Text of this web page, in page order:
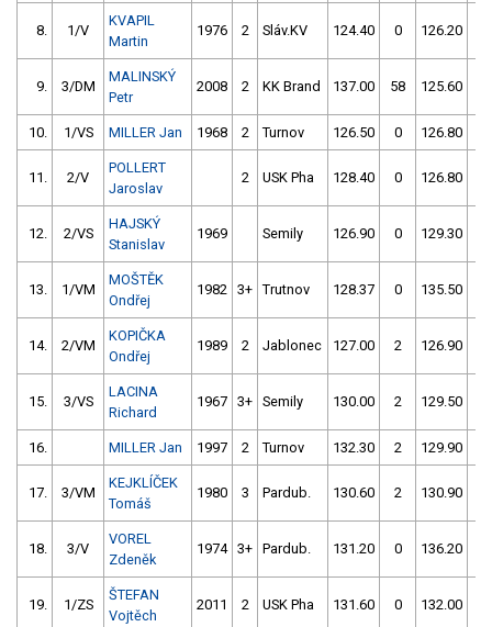
8. 1/V
KVAPIL
Martin
1976 2 Sláv.KV 124.40 0 126.20
9. 3/DM
MALINSKÝ
Petr
2008 2 KK Brand 137.00 58 125.60
10. 1/VS MILLER Jan 1968 2 Turnov 126.50 0 126.80
11. 2/V
POLLERT
Jaroslav
2 USK Pha 128.40 0 126.80
12. 2/VS
HAJSKÝ
Stanislav
1969 Semily 126.90 0 129.30
13. 1/VM
MOŠTĚK
Ondřej
1982 3+ Trutnov 128.37 0 135.50
14. 2/VM
KOPIČKA
Ondřej
1989 2 Jablonec 127.00 2 126.90
15. 3/VS
LACINA
Richard
1967 3+ Semily 130.00 2 129.50
16. MILLER Jan 1997 2 Turnov 132.30 2 129.90
17. 3/VM
KEJKLÍČEK
Tomáš
1980 3 Pardub. 130.60 2 130.90
18. 3/V
VOREL
Zdeněk
1974 3+ Pardub. 131.20 0 136.20
19. 1/ZS
ŠTEFAN
Vojtěch
2011 2 USK Pha 131.60 0 132.00